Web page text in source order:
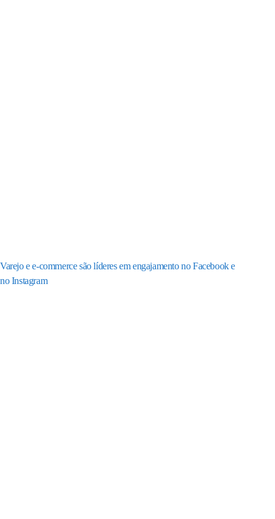
Varejo e e-commerce são líderes em engajamento no Facebook e
no Instagram